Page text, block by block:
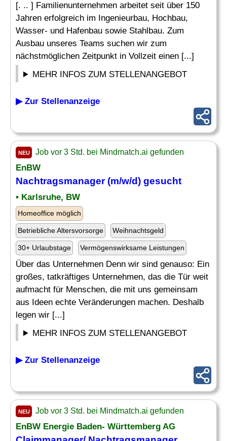
[. .. ] Familienunternehmen arbeitet seit über 150
Jahren erfolgreich im Ingenieurbau, Hochbau,
Wasser- und Hafenbau sowie Stahlbau. Zum
Ausbau unseres Teams suchen wir zum
nächstmöglichen Zeitpunkt in Vollzeit einen [...]
MEHR INFOS ZUM STELLENANGEBOT
▶ Zur Stellenanzeige
NEU Job vor 3 Std. bei Mindmatch.ai gefunden
EnBW
Nachtragsmanager(m/w/d) gesucht
• Karlsruhe, BW
Homeoffice möglich
Betriebliche Altersvorsorge Weihnachtsgeld
30+ Urlaubstage Vermögenswirksame Leistungen
Über das Unternehmen Denn wir sind genauso: Ein
großes, tatkräftiges Unternehmen, das die Tür weit
aufmacht für Menschen, die mit uns gemeinsam
aus Ideen echte Veränderungen machen. Deshalb
legen wir [...]
MEHR INFOS ZUM STELLENANGEBOT
▶ Zur Stellenanzeige
NEU Job vor 3 Std. bei Mindmatch.ai gefunden
EnBW Energie Baden- Württemberg AG